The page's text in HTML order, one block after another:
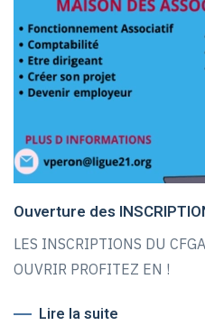
Ouverture des
LES INSCRIPTIONS DU
OUVRIR PROFITEZ EN !
Lire la suite